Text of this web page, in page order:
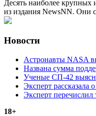
Десять наиболее крупных
из издания NewsNN. Они
Новости
Астронавты NASA
Названа сумма
Ученые СП-42
Эксперт рассказала
Эксперт перечислил
18+